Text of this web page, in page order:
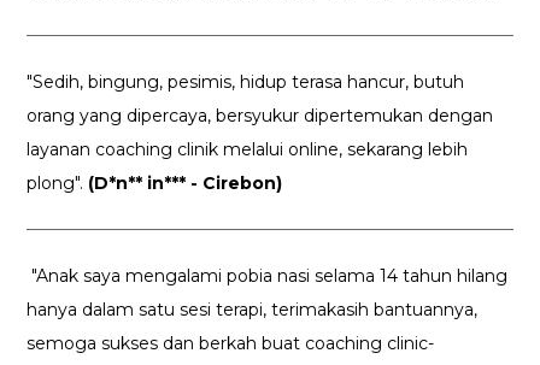
"Sedih, bingung, pesimis, hidup terasa hancur, butuh
orang yang dipercaya, bersyukur dipertemukan dengan
layanan coaching clinik melalui online, sekarang lebih
plong". (D*n** in*** - Cirebon)
"Anak saya mengalami pobia nasi selama 14 tahun hilang
hanya dalam satu sesi terapi, terimakasih bantuannya,
semoga sukses dan berkah buat coaching clinic-